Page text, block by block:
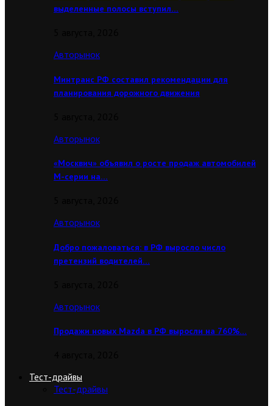
выделенные полосы вступил…
Авторынок
Минтранс РФ составил рекомендации для
планирования дорожного движения
Авторынок
«Москвич» объявил о росте продаж автомобилей
М-серии на…
Авторынок
Добро пожаловаться: в РФ выросло число
претензий водителей…
Авторынок
Продажи новых Mazda в РФ выросли на 760%…
Тест-драйвы
Тест-драйвы